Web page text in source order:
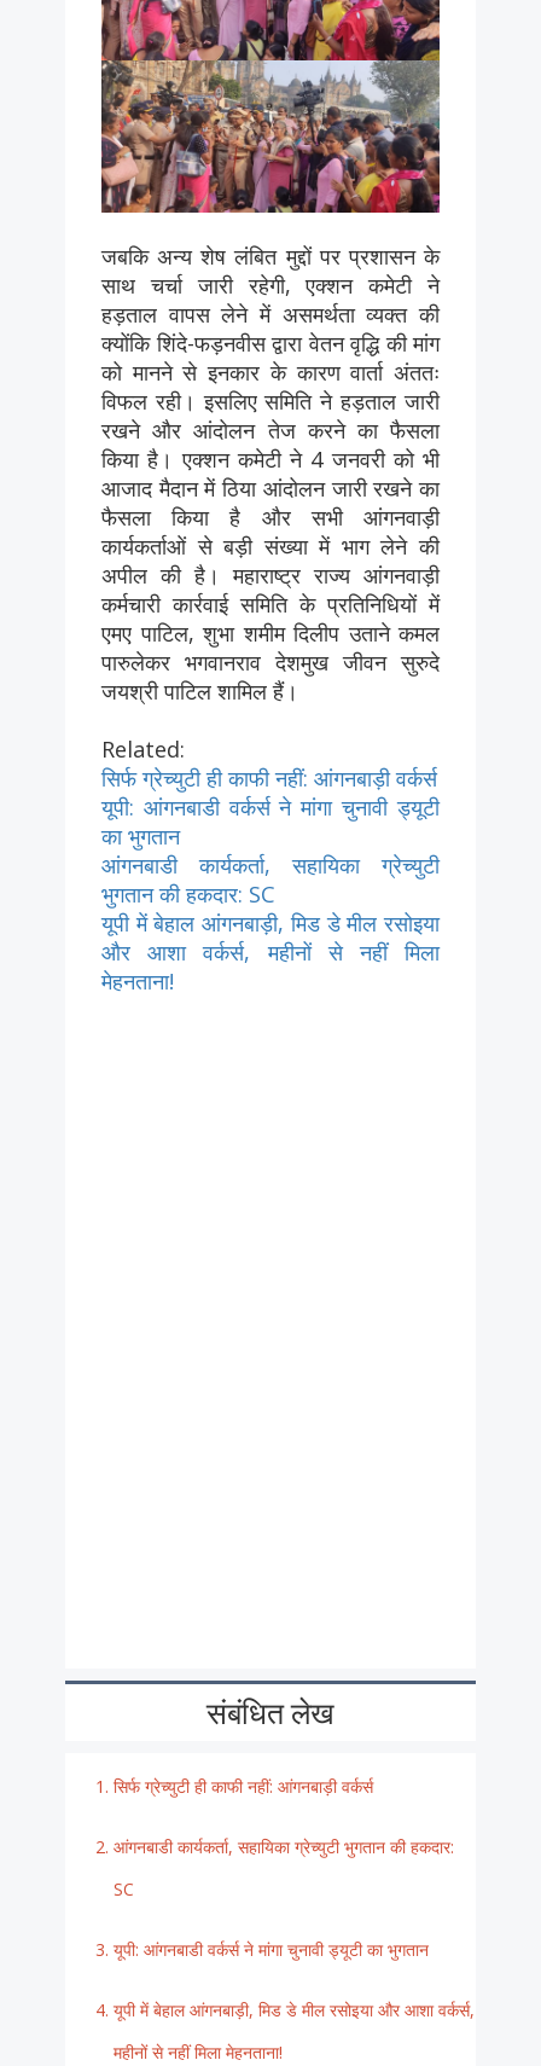
जबकि अन्य शेष लंबित मुद्दों पर प्रशासन के
साथ चर्चा जारी रहेगी, एक्शन कमेटी ने
हड़ताल वापस लेने में असमर्थता व्यक्त की
क्योंकि शिंदे-फड़नवीस द्वारा वेतन वृद्धि की मांग
को मानने से इनकार के कारण वार्ता अंततः
विफल रही। इसलिए समिति ने हड़ताल जारी
रखने और आंदोलन तेज करने का फैसला
किया है। एक्शन कमेटी ने 4 जनवरी को भी
आजाद मैदान में ठिया आंदोलन जारी रखने का
फैसला किया है और सभी आंगनवाड़ी
कार्यकर्ताओं से बड़ी संख्या में भाग लेने की
अपील की है। महाराष्ट्र राज्य आंगनवाड़ी
कर्मचारी कार्रवाई समिति के प्रतिनिधियों में
एमए पाटिल, शुभा शमीम दिलीप उताने कमल
पारुलेकर भगवानराव देशमुख जीवन सुरुदे
जयश्री पाटिल शामिल हैं।
Related:
सिर्फ ग्रेच्युटी ही काफी नहीं: आंगनबाड़ी वर्कर्स
यूपी: आंगनबाडी वर्कर्स ने मांगा चुनावी ड्यूटी
का भुगतान
आंगनबाडी कार्यकर्ता, सहायिका ग्रेच्युटी
भुगतान की हकदार: SC
यूपी में बेहाल आंगनबाड़ी, मिड डे मील रसोइया
और आशा वर्कर्स, महीनों से नहीं मिला
मेहनताना!
संबंधित लेख
सिर्फ ग्रेच्युटी ही काफी नहीं: आंगनबाड़ी वर्कर्स
आंगनबाडी कार्यकर्ता, सहायिका ग्रेच्युटी भुगतान की हकदार:
SC
यूपी: आंगनबाडी वर्कर्स ने मांगा चुनावी ड्यूटी का भुगतान
यूपी में बेहाल आंगनबाड़ी, मिड डे मील रसोइया और आशा वर्कर्स,
महीनों से नहीं मिला मेहनताना!